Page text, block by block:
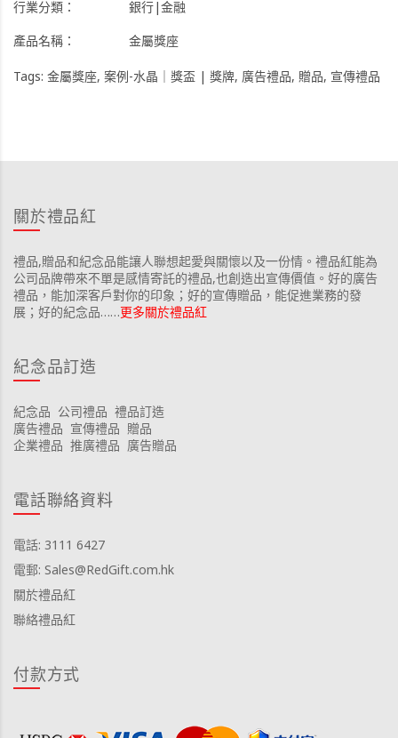
行業分類：
銀行|金融
產品名稱：
金屬獎座
Tags: 金屬獎座, 案例-水晶｜獎盃 | 獎牌, 廣告禮品, 贈品, 宣傳禮品
關於禮品紅
禮品,贈品和紀念品能讓人聯想起愛與關懷以及一份情。禮品紅能為
公司品牌帶來不單是感情寄託的禮品,也創造出宣傳價值。好的廣告
禮品，能加深客戶對你的印象；好的宣傳贈品，能促進業務的發
展；好的紀念品……更多關於禮品紅
紀念品訂造
紀念品 公司禮品 禮品訂造
廣告禮品 宣傳禮品 贈品
企業禮品 推廣禮品 廣告贈品
電話聯絡資料
電話: 3111 6427
電郵: Sales@RedGift.com.hk
關於禮品紅
聯絡禮品紅
付款方式